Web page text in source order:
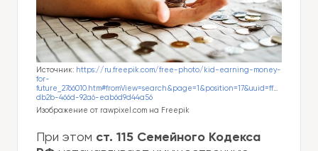
Источник: https://ru.freepik.com/free-photo/kid-earning-money-
for-
future_2766010.htm#fromView=search&page=1&position=17&uuid=ffaf159f-
db2b-466d-92a6-eab6d9d44a56
Изображение от rawpixel.com на Freepik
При этом ст. 115 Семейного Кодекса